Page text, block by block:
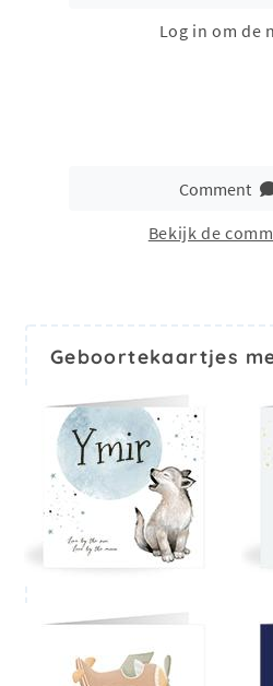
Log in om de
Comment
Bekijk de
Geboortekaartjes